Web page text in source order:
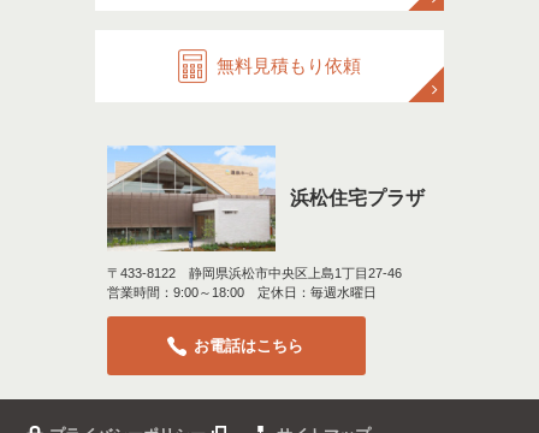
無料見積もり依頼
浜松住宅プラザ
〒433-8122 静岡県浜松市中央区上島1丁目27-46
営業時間：9:00～18:00 定休日：毎週水曜日
お電話はこちら